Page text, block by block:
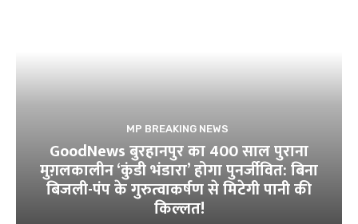
MP BREAKING NEWS
GoodNews बुरहानपुर का 400 साल पुराना
मुग़लकालीन ‘कुंडी भंडारा’ होगा पुनर्जीवित: बिना
बिजली-पंप के गुरुत्वाकर्षण से मिटेगी पानी की
किल्लत!